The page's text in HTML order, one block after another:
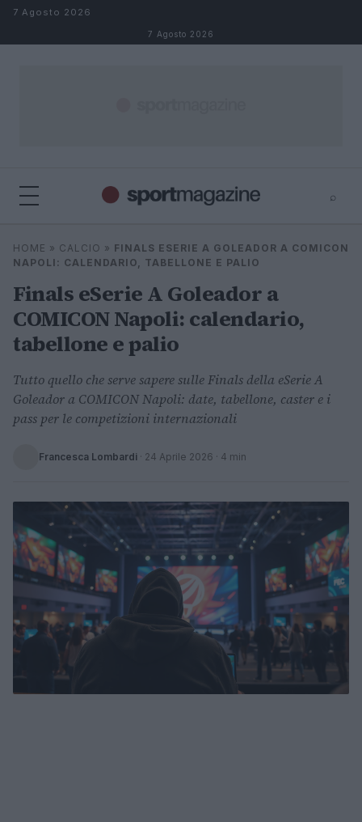
Salta al contenuto
7 Agosto 2026
7 Agosto 2026
⌕
Cerca
⌕ ×
HOME » CALCIO » FINALS ESERIE A GOLEADOR A COMICON
NAPOLI: CALENDARIO, TABELLONE E PALIO
Finals eSerie A Goleador a
COMICON Napoli: calendario,
tabellone e palio
Tutto quello che serve sapere sulle Finals della eSerie A
Goleador a COMICON Napoli: date, tabellone, caster e i
pass per le competizioni internazionali
Francesca Lombardi · 24 Aprile 2026 · 4 min